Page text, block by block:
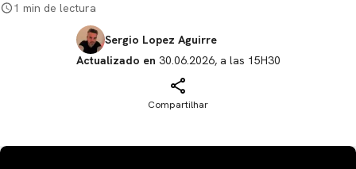
1 min de lectura
Sergio Lopez Aguirre
Actualizado en 30.06.2026, a las 15H30
Compartilhar